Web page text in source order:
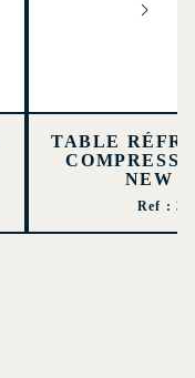
TABLE
NEW
Ref :